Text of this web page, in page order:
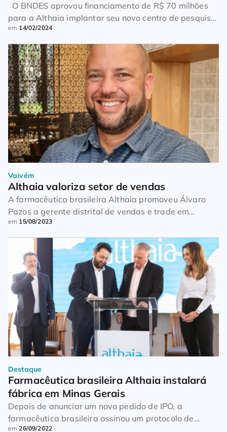
O BNDES aprovou financiamento de R$ 70 milhões
para a Althaia implantar seu novo centro de pesquisa
para o desenvolvimento de medicamentos em Atibaia
(SP). O projeto foi integralmente financiado no âmbito
do Programa BNDES Mais Inovação, e ampliará em
cinco vezes a área dedicada às atividades de
pesquisa e inovação da farmacêutica. “O […]
em 14/02/2024
Vaivém
Althaia valoriza setor de vendas
A farmacêutica brasileira Althaia promoveu Álvaro
Pazos a gerente distrital de vendas e trade em
Fortaleza (CE). Durante o último ano, ele atuou como
supervisor do mesmo setor. Soma mais de 20 anos de
experiência no comercial, marketing promocional e
merchandising de grandes empresas nacionais. Entre
elas estão a Telefônica, a Votorantim Cimentos e o […]
em 15/08/2023
Destaque
Farmacêutica brasileira Althaia instalará
fábrica em Minas Gerais
Depois de anunciar um novo pedido de IPO, a
farmacêutica brasileira assinou um protocolo de
em26/09/2022